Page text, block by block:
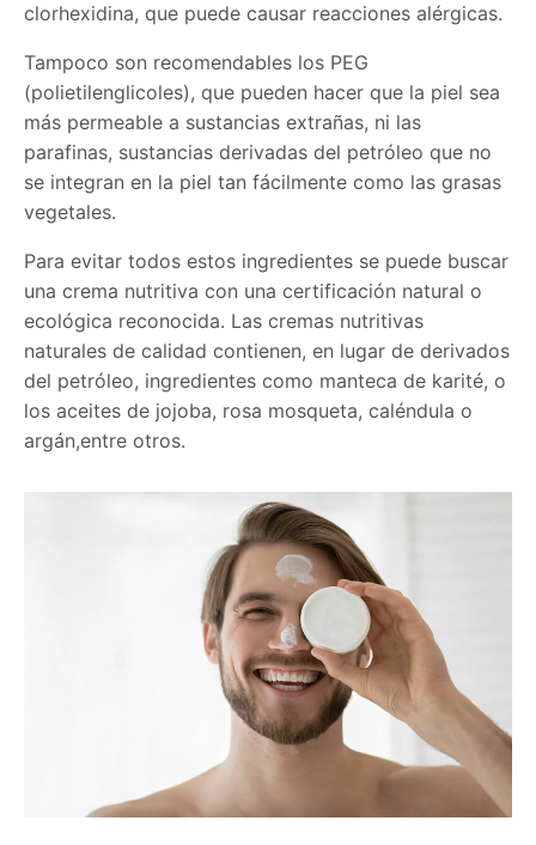
clorhexidina, que puede causar reacciones alérgicas.
Tampoco son recomendables los PEG
(polietilenglicoles), que pueden hacer que la piel sea
más permeable a sustancias extrañas, ni las
parafinas, sustancias derivadas del petróleo que no
se integran en la piel tan fácilmente como las grasas
vegetales.
Para evitar todos estos ingredientes se puede buscar
una crema nutritiva con una certificación natural o
ecológica reconocida. Las cremas nutritivas
naturales de calidad contienen, en lugar de derivados
del petróleo, ingredientes como manteca de karité, o
los aceites de jojoba, rosa mosqueta, caléndula o
argán,entre otros.